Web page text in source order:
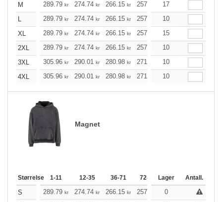
M
289.79 kr 274.74 kr 266.15 kr 257.57 244.74
17
L
289.79 kr 274.74 kr 266.15 kr 257.57 244.74
10
XL
289.79 kr 274.74 kr 266.15 kr 257.57 244.74
15
2XL
289.79 kr 274.74 kr 266.15 kr 257.57 244.74
10
3XL
305.96 kr 290.01 kr 280.98 kr 271.95 258.35
10
4XL
305.96 kr 290.01 kr 280.98 kr 271.95 258.35
10
Magnet
Størrelse 1-11 12-35 36-71 72-143 144-287
Lager Antall.
S 289.79 kr 274.74 kr 266.15 kr 257.57 238.28
0